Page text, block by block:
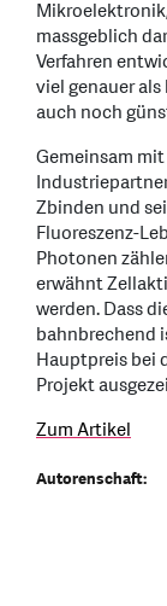
massgeblich
Verfahren
viel genauer
auch noch
Gemeinsam
Zbinden und
Fluoreszenz-
Photonen
erwähnt
werden. Dass
bahnbrechend
Hauptpreis bei
Projekt
Zum Artikel
Autorenschaft: